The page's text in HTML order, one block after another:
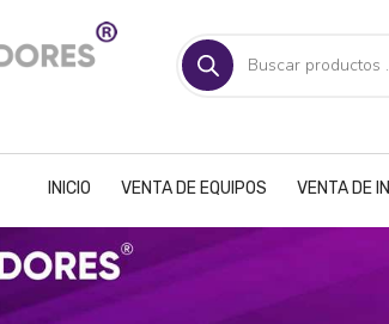
Búsqueda
de
productos
INICIO VENTA DE EQUIPOS VENTA DE